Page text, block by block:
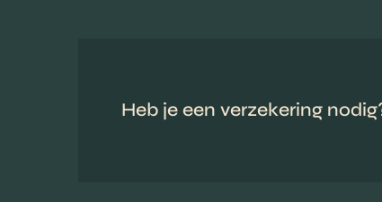
Heb je een verzekering